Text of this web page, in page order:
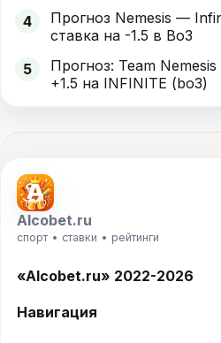
4
Прогноз Nemesis —
ставка на -1.5 в Bo3
5
Прогноз: Team
+1.5 на INFINITE (bo3)
Alcobet.ru
спорт • ставки • рейтинги
«Alcobet.ru» 2022-2026
Навигация